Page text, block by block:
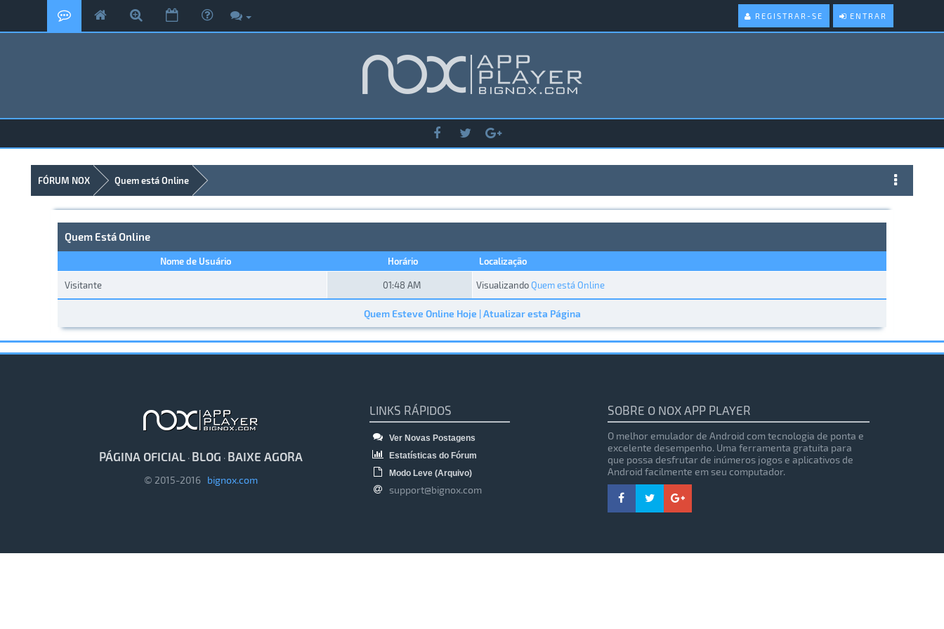
ENTRAR
REGISTRAR-SE
FÓRUM NOX Quem está Online
Quem Está Online
Nome de Usuário Horário Localização
Visitante 01:48 AM VisualizandoQuem está Online
Quem Esteve Online Hoje Atualizar esta Página
PÁGINA OFICIAL · BLOG · BAIXE AGORA
© 2015-2016 bignox.com
LINKS RÁPIDOS
Ver Novas Postagens
Estatísticas do Fórum
Modo Leve (Arquivo)
support@bignox.com
SOBRE O NOX APP PLAYER
O melhor emulador de Android com tecnologia de ponta e
excelente desempenho. Uma ferramenta gratuita para
que possa desfrutar de inúmeros jogos e aplicativos de
Android facilmente em seu computador.